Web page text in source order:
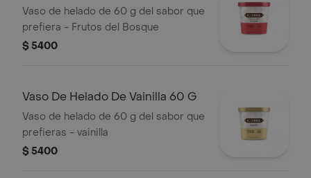
Bosque 60g
Vaso de helado de 60 g del sabor que
prefiera - Frutos del Bosque
$ 5400
Vaso De Helado De Vainilla 60 G
Vaso de helado de 60 g del sabor que
prefieras - vainilla
$ 5400